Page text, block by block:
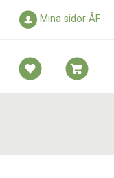
Mina sidor ÅF